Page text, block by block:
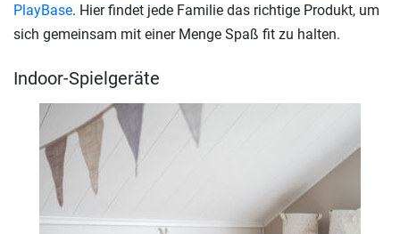
PlayBase. Hier findet jede Familie das richtige Produkt, um
sich gemeinsam mit einer Menge Spaß fit zu halten.
Indoor-Spielgeräte